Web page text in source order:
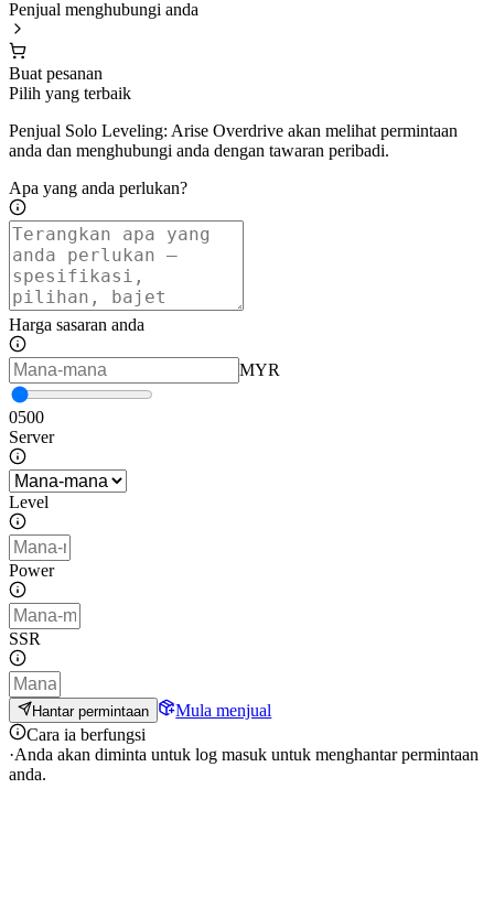
Penjual menghubungi anda
Buat pesanan
Pilih yang terbaik
Penjual Solo Leveling: Arise Overdrive akan melihat permintaan
anda dan menghubungi anda dengan tawaran peribadi.
Apa yang anda perlukan?
Harga sasaran anda
MYR
0500
Server
Level
Power
SSR
Hantar permintaan
Mula menjual
Cara ia berfungsi
·Anda akan diminta untuk log masuk untuk menghantar permintaan
anda.